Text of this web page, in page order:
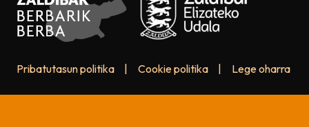
Pribatutasun politika Cookie politika Lege oharra